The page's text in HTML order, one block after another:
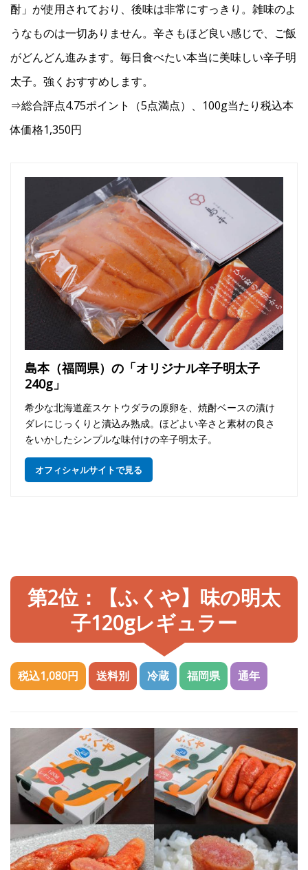
酎」が使用されており、後味は非常にすっきり。雑味のよ
うなものは一切ありません。辛さもほど良い感じで、ご飯
がどんどん進みます。毎日食べたい本当に美味しい辛子明
太子。強くおすすめします。
⇒総合評点4.75ポイント（5点満点）、100g当たり税込本
体価格1,350円
島本（福岡県）の「オリジナル辛子明太子
240g」
希少な北海道産スケトウダラの原卵を、焼酎ベースの漬け
ダレにじっくりと漬込み熟成。ほどよい辛さと素材の良さ
をいかしたシンプルな味付けの辛子明太子。
オフィシャルサイトで見る
第2位：【ふくや】味の明太
子120gレギュラー
税込1,080円 送料別 冷蔵 福岡県 通年